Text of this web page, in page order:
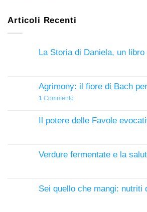
Articoli Recenti
La Storia di Daniela, un
Agrimony: il fiore di Bach
1 Commento
Il potere delle Favole
Verdure fermentate e la
Sei quello che mangi: nutriti